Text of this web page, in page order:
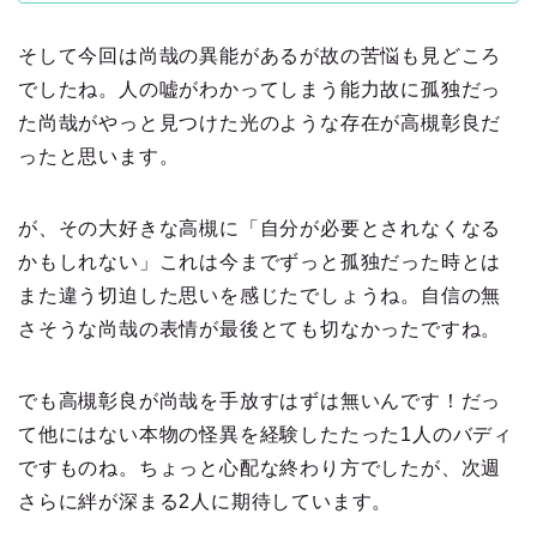
そして今回は尚哉の異能があるが故の苦悩も見どころ
でしたね。人の嘘がわかってしまう能力故に孤独だっ
た尚哉がやっと見つけた光のような存在が高槻彰良だ
ったと思います。
が、その大好きな高槻に「自分が必要とされなくなる
かもしれない」これは今までずっと孤独だった時とは
また違う切迫した思いを感じたでしょうね。自信の無
さそうな尚哉の表情が最後とても切なかったですね。
でも高槻彰良が尚哉を手放すはずは無いんです！だっ
て他にはない本物の怪異を経験したたった1人のバディ
ですものね。ちょっと心配な終わり方でしたが、次週
さらに絆が深まる2人に期待しています。